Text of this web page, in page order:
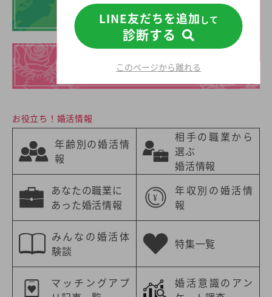
地域別の結婚相談所
結婚相談所一覧
お役立ち！婚活情報
年齢別の婚活情
報
相手の職業から
選ぶ
婚活情報
あなたの職業に
あった婚活情報
年収別の婚活情
報
みんなの婚活体
験談
特集一覧
マッチングアプ
婚活意識のアン
LINE友だちを追加 して
診断する
このページから離れる